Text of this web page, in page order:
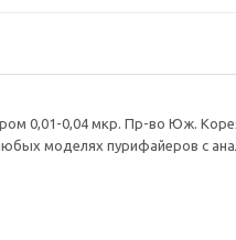
0,01-0,04 мкр. Пр-во Юж.
моделях пурифайеров с